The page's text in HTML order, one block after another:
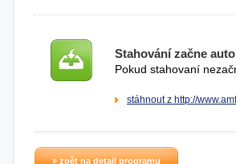
Stahování začne
Pokud stahovaní
stáhnout z http://
» zpět na detail programu